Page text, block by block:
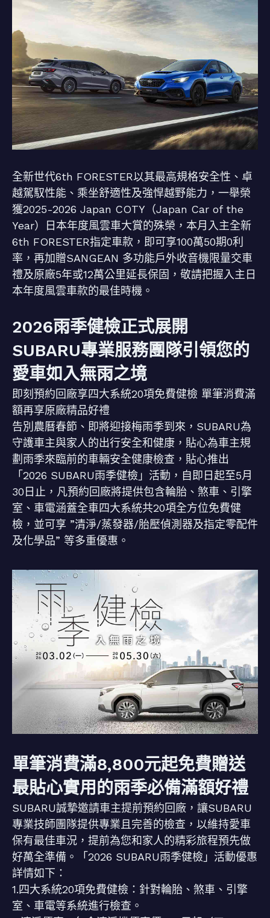
全新世代6th FORESTER以其最高規格安全性、卓
越駕馭性能、乘坐舒適性及強悍越野能力，一舉榮
獲2025-2026 Japan COTY（Japan Car of the
Year）日本年度風雲車大賞的殊榮，本月入主全新
6th FORESTER指定車款，即可享100萬50期0利
率，再加贈SANGEAN 多功能戶外收音機限量交車
禮及原廠5年或12萬公里延長保固，敬請把握入主日
本年度風雲車款的最佳時機。
2026雨季健檢正式展開
SUBARU專業服務團隊引領您的
愛車如入無雨之境
即刻預約回廠享四大系統20項免費健檢 單筆消費滿
額再享原廠精品好禮
告別農曆春節、即將迎接梅雨季到來，SUBARU為
守護車主與家人的出行安全和健康，貼心為車主規
劃雨季來臨前的車輛安全健康檢查，貼心推出
「2026 SUBARU雨季健檢」活動，自即日起至5月
30日止，凡預約回廠將提供包含輪胎、煞車、引擎
室、車電涵蓋全車四大系統共20項全方位免費健
檢，並可享 ”清淨/蒸發器/胎壓偵測器及指定零配件
及化學品” 等多重優惠。
單筆消費滿8,800元起免費贈送
最貼心實用的雨季必備滿額好禮
SUBARU誠摯邀請車主提前預約回廠，讓SUBARU
專業技師團隊提供專業且完善的檢查，以維持愛車
保有最佳車況，提前為您和家人的精彩旅程預先做
好萬全準備。「2026 SUBARU雨季健檢」活動優惠
詳情如下：
1.四大系統20項免費健檢：針對輪胎、煞車、引擎
室、車電等系統進行檢查。